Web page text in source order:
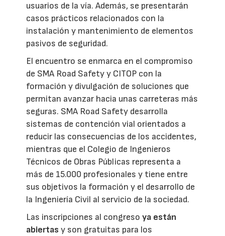
usuarios de la vía. Además, se presentarán
casos prácticos relacionados con la
instalación y mantenimiento de elementos
pasivos de seguridad.
El encuentro se enmarca en el compromiso
de SMA Road Safety y CITOP con la
formación y divulgación de soluciones que
permitan avanzar hacia unas carreteras más
seguras. SMA Road Safety desarrolla
sistemas de contención vial orientados a
reducir las consecuencias de los accidentes,
mientras que el Colegio de Ingenieros
Técnicos de Obras Públicas representa a
más de 15.000 profesionales y tiene entre
sus objetivos la formación y el desarrollo de
la Ingeniería Civil al servicio de la sociedad.
Las inscripciones al congresoya están
abiertas y son gratuitas para los